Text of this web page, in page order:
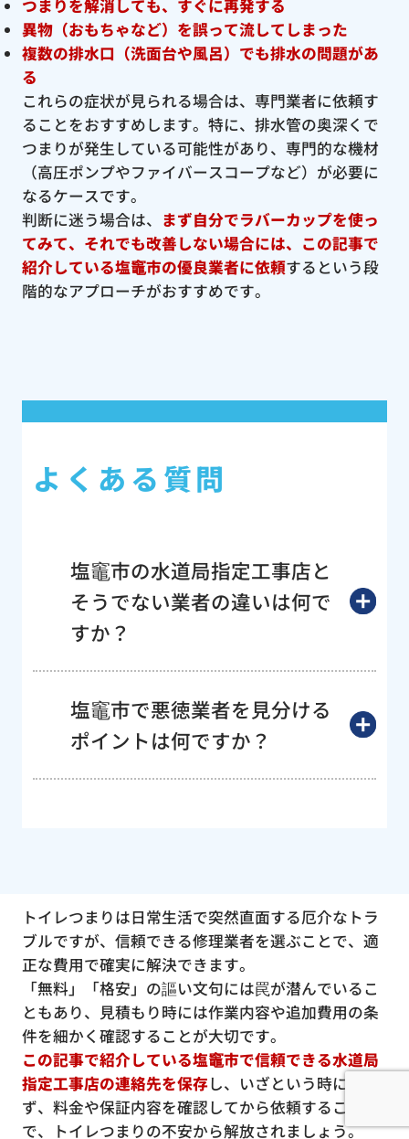
つまりを解消しても、すぐに再発する
異物（おもちゃなど）を誤って流してしまった
複数の排水口（洗面台や風呂）でも排水の問題があ
る
これらの症状が見られる場合は、専門業者に依頼す
ることをおすすめします。特に、排水管の奥深くで
つまりが発生している可能性があり、専門的な機材
（高圧ポンプやファイバースコープなど）が必要に
なるケースです。
判断に迷う場合は、 まず自分でラバーカップを使っ
てみて、それでも改善しない場合には、この記事で
紹介している塩竈市の優良業者に依頼するという段
階的なアプローチがおすすめです。
よくある質問
塩竈市の水道局指定工事店と
そうでない業者の違いは何で
すか？
塩竈市で悪徳業者を見分ける
ポイントは何ですか？
トイレつまりは日常生活で突然直面する厄介なトラ
ブルですが、信頼できる修理業者を選ぶことで、適
正な費用で確実に解決できます。
「無料」「格安」の謳い文句には罠が潜んでいるこ
ともあり、見積もり時には作業内容や追加費用の条
件を細かく確認することが大切です。
この記事で紹介している塩竈市で信頼できる水道局
指定工事店の連絡先を保存し、いざという時に慌て
ず、料金や保証内容を確認してから依頼すること
で、トイレつまりの不安から解放されましょう。